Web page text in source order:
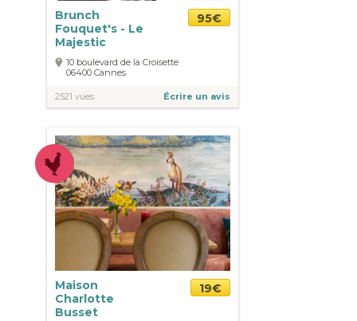
Brunch
Fouquet's - Le
Majestic
95€
10 boulevard de la Croisette
06400 Cannes
2521 vues Écrire un avis
Maison
Charlotte
Busset
19€